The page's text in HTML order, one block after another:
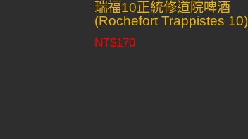
瑞福10正統修道院啤酒
(Rochefort Trappistes 10)
NT$170